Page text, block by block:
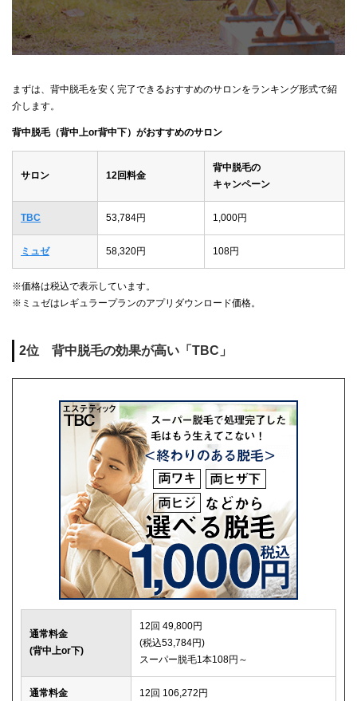
まずは、背中脱毛を安く完了できるおすすめのサロンをランキング形式で紹
介します。
背中脱毛（背中上or背中下）がおすすめのサロン
サロン 12回料金
背中脱毛の
キャンペーン
TBC 53,784円 1,000円
ミュゼ 58,320円 108円
※価格は税込で表示しています。
※ミュゼはレギュラープランのアプリダウンロード価格。
2位 背中脱毛の効果が高い「TBC」
通常料金
(背中上or下)
12回 49,800円
(税込53,784円)
スーパー脱毛1本108円～
通常料金
12回 106,272円